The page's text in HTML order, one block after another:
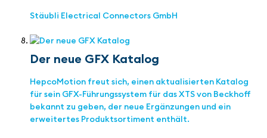
Stäubli Electrical Connectors GmbH
Der neue GFX Katalog
HepcoMotion freut sich, einen aktualisierten Katalog
für sein GFX-Führungssystem für das XTS von Beckhoff
bekannt zu geben, der neue Ergänzungen und ein
erweitertes Produktsortiment enthält.